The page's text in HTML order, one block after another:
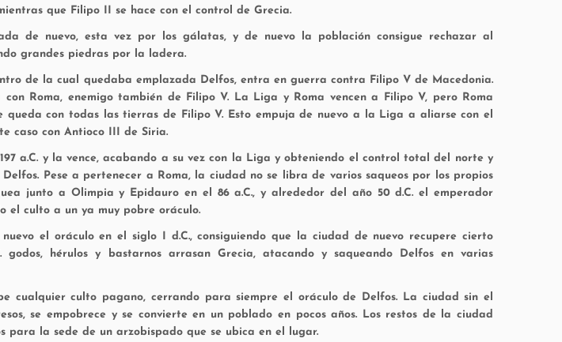
que Filipo II se hace con el control de Grecia.
de nuevo, esta vez por los gálatas, y de nuevo la población consigue rechazar al
grandes piedras por la ladera.
de la cual quedaba emplazada Delfos, entra en guerra contra Filipo V de Macedonia.
Roma, enemigo también de Filipo V. La Liga y Roma vencen a Filipo V, pero Roma
queda con todas las tierras de Filipo V. Esto empuja de nuevo a la Liga a aliarse con el
caso con Antioco III de Siria.
a.C. y la vence, acabando a su vez con la Liga y obteniendo el control total del norte y
Pese a pertenecer a Roma, la ciudad no se libra de varios saqueos por los propios
junto a Olimpia y Epidauro en el 86 a.C., y alrededor del año 50 d.C. el emperador
el culto a un ya muy pobre oráculo.
el oráculo en el siglo I d.C., consiguiendo que la ciudad de nuevo recupere cierto
godos, hérulos y bastarnos arrasan Grecia, atacando y saqueando Delfos en varias
cualquier culto pagano, cerrando para siempre el oráculo de Delfos. La ciudad sin el
se empobrece y se convierte en un poblado en pocos años. Los restos de la ciudad
para la sede de un arzobispado que se ubica en el lugar.